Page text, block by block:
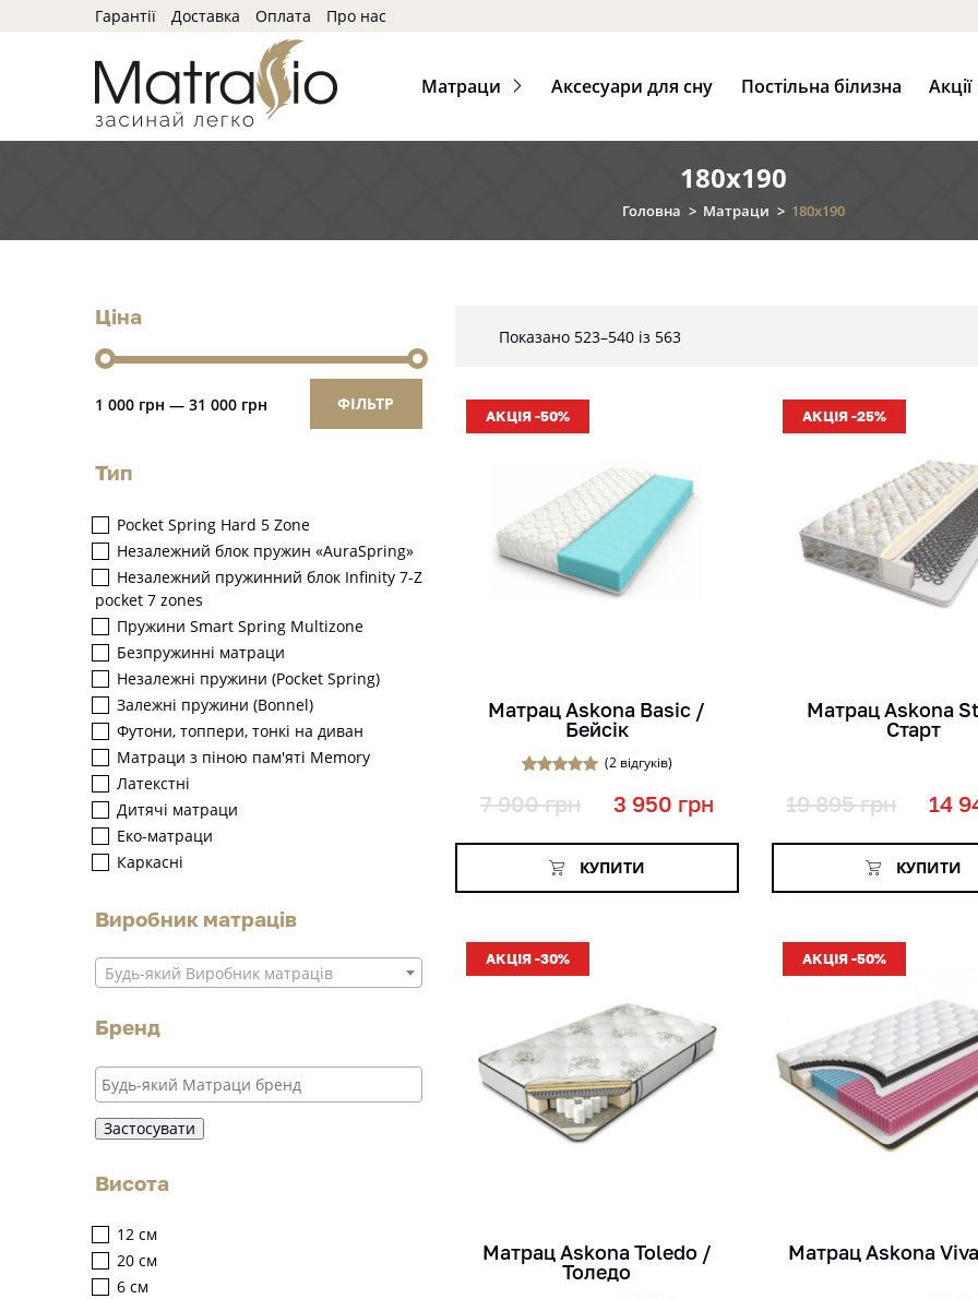
Гарантії Доставка Оплата Про нас
Матраци Аксесуари для сну Постільна білизна Акції
180x190
Головна > Матраци > 180x190
Показано 523–540 із 563
АКЦІЯ -50%
Матрац Askona Basic /
Бейсік
5.00
з 5 на
опитування
покупців
(2відгуків)
7 900грн 3 950 грн
КУПИТИ
АКЦІЯ -25%
Матрац Askona
Старт
19 895грн 14
КУПИТИ
АКЦІЯ -30%
Матрац Askona Toledo /
Толедо
АКЦІЯ -50%
Матрац Askona
Ціна
ФІЛЬТР
1 000 грн — 31 000 грн
Тип
Pocket Spring Hard 5 Zone
Незалежний блок пружин «AuraSpring»
Незалежний пружинний блок Infinity 7-Z
pocket 7 zones
Пружини Smart Spring Multizone
Безпружинні матраци
Незалежні пружини (Pocket Spring)
Залежні пружини (Bonnel)
Футони, топпери, тонкі на диван
Матраци з піною пам'яті Memory
Латекстні
Дитячі матраци
Еко-матраци
Каркасні
Виробник матраців
Будь-який Виробник матраців
Бренд
Застосувати
Висота
12 см
20 см
6 см